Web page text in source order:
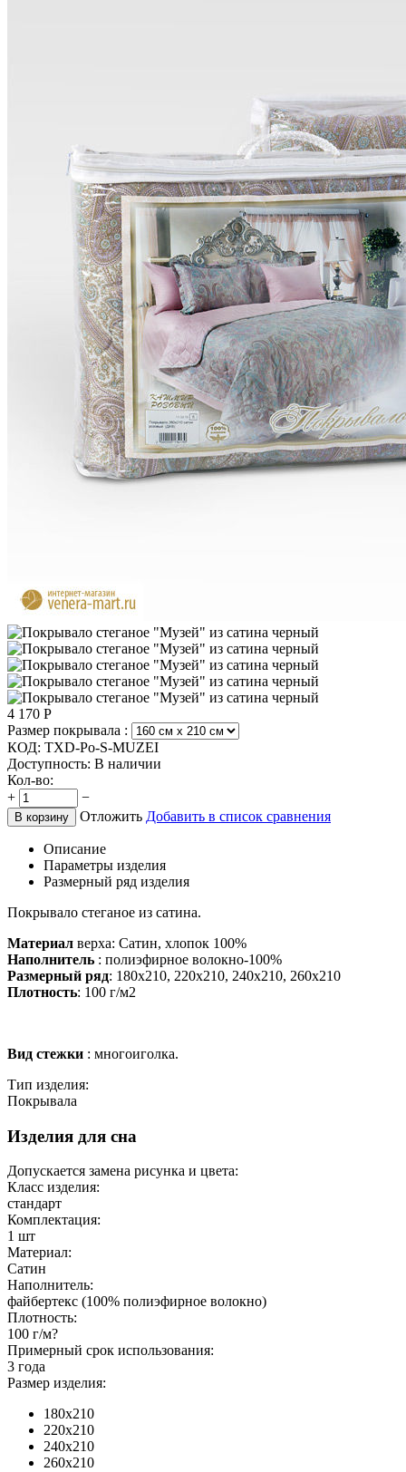
4 170 Р
Размер покрывала :
КОД: TXD-Po-S-MUZEI
Доступность: В наличии
Кол-во:
+
−
В корзину Отложить Добавить в список сравнения
Описание
Параметры изделия
Размерный ряд изделия
Покрывало стеганое из сатина.
Материал верха: Сатин, хлопок 100%
Наполнитель : полиэфирное волокно-100%
Размерный ряд: 180х210, 220х210, 240х210, 260х210
Плотность: 100 г/м2
Вид стежки : многоиголка.
Тип изделия:
Покрывала
Изделия для сна
Допускается замена рисунка и цвета:
Класс изделия:
стандарт
Комплектация:
1 шт
Материал:
Сатин
Наполнитель:
файбертекс (100% полиэфирное волокно)
Плотность:
100 г/м?
Примерный срок использования:
3 года
Размер изделия:
180х210
220х210
240х210
260х210